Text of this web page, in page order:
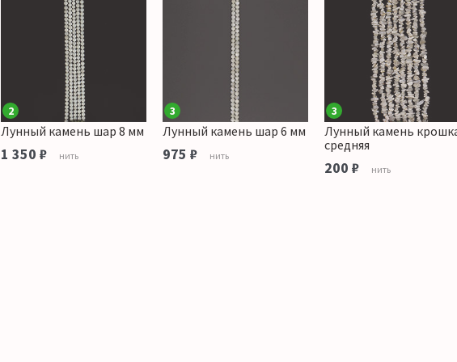
2
Лунный камень шар 8 мм
1 350 ₽ нить
3
Лунный камень шар 6 мм
975 ₽ нить
3
Лунный камень
средняя
200 ₽ нить